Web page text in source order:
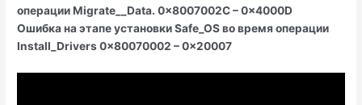
операции Migrate__Data. 0x8007002C – 0x4000D
Ошибка на этапе установки Safe_OS во время операции
Install_Drivers 0x80070002 – 0x20007